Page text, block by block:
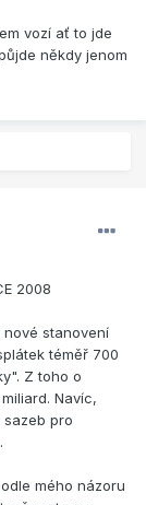
vozí ať to jde
někdy jenom
2008
stanovení
téměř 700
Z toho o
Navíc,
sazeb pro
mého názoru